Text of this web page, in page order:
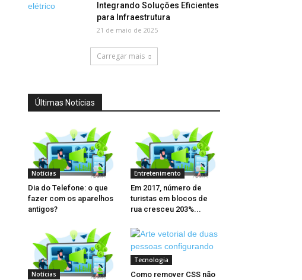
Integrando Soluções Eficientes
para Infraestrutura
21 de maio de 2025
Carregar mais
Últimas Notícias
Notícias
Dia do Telefone: o que
fazer com os aparelhos
antigos?
Entretenimento
Em 2017, número de
turistas em blocos de
rua cresceu 203%...
Notícias
Tecnologia
Como remover CSS não